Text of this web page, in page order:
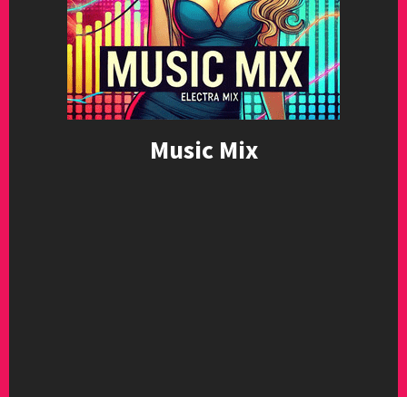
Music Mix